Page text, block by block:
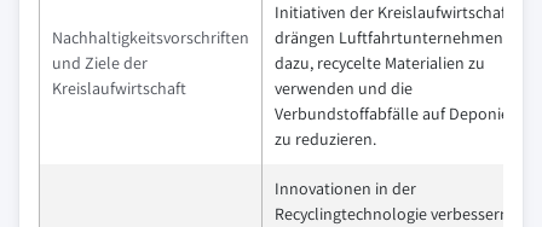
Nachhaltigkeitsvorschriften
und Ziele der
Kreislaufwirtschaft
Initiativen der Kreislaufwirtschaft
drängen Luftfahrtunternehmen
dazu, recycelte Materialien zu
verwenden und die
Verbundstoffabfälle auf Deponien
zu reduzieren.
Innovationen in der
Recyclingtechnologie verbessern